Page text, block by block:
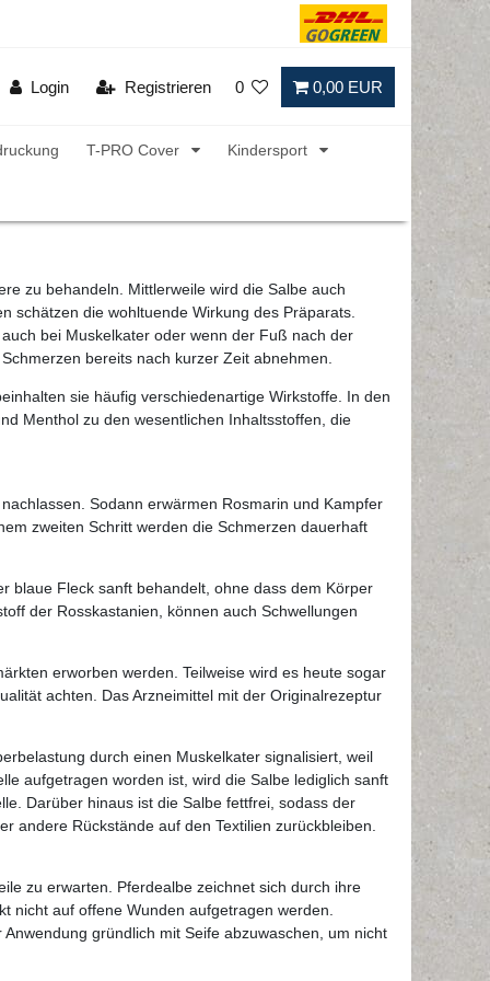
Login Registrieren 0 0,00 EUR
T-PRO Cover Kindersport
zu behandeln. Mittlerweile wird die Salbe auch
schätzen die wohltuende Wirkung des Präparats.
bei Muskelkater oder wenn der Fuß nach der
bereits nach kurzer Zeit abnehmen.
sie häufig verschiedenartige Wirkstoffe. In den
Menthol zu den wesentlichen Inhaltsstoffen, die
Sodann erwärmen Rosmarin und Kampfer
zweiten Schritt werden die Schmerzen dauerhaft
blaue Fleck sanft behandelt, ohne dass dem Körper
der Rosskastanien, können auch Schwellungen
erworben werden. Teilweise wird es heute sogar
achten. Das Arzneimittel mit der Originalrezeptur
durch einen Muskelkater signalisiert, weil
aufgetragen worden ist, wird die Salbe lediglich sanft
Darüber hinaus ist die Salbe fettfrei, sodass der
andere Rückstände auf den Textilien zurückbleiben.
zu erwarten. Pferdealbe zeichnet sich durch ihre
nicht auf offene Wunden aufgetragen werden.
gründlich mit Seife abzuwaschen, um nicht